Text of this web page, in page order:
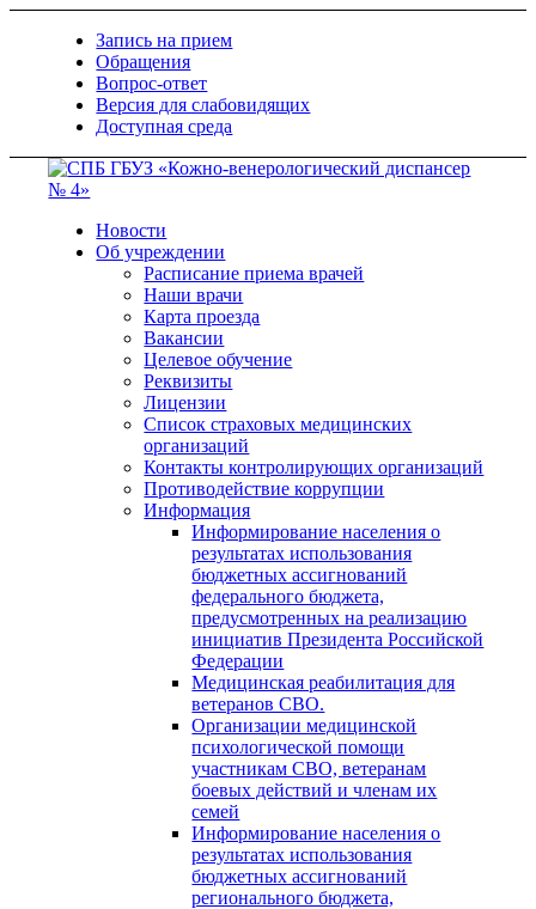
Запись на прием
Обращения
Вопрос-ответ
Версия для слабовидящих
Доступная среда
Новости
Об учреждении
Расписание приема врачей
Наши врачи
Карта проезда
Вакансии
Целевое обучение
Реквизиты
Лицензии
Список страховых медицинских
организаций
Контакты контролирующих организаций
Противодействие коррупции
Информация
Информирование населения о
результатах использования
бюджетных ассигнований
федерального бюджета,
предусмотренных на реализацию
инициатив Президента Российской
Федерации
Медицинская реабилитация для
ветеранов СВО.
Организации медицинской
психологической помощи
участникам СВО, ветеранам
боевых действий и членам их
семей
Информирование населения о
результатах использования
бюджетных ассигнований
регионального бюджета,